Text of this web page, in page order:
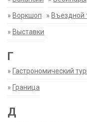
» Воркшоп » Въездной
» Выставки
Г
» Гастрономический
» Граница
Д